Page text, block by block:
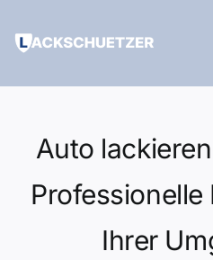
Inhalt
Auto
Professionelle
Ihrer